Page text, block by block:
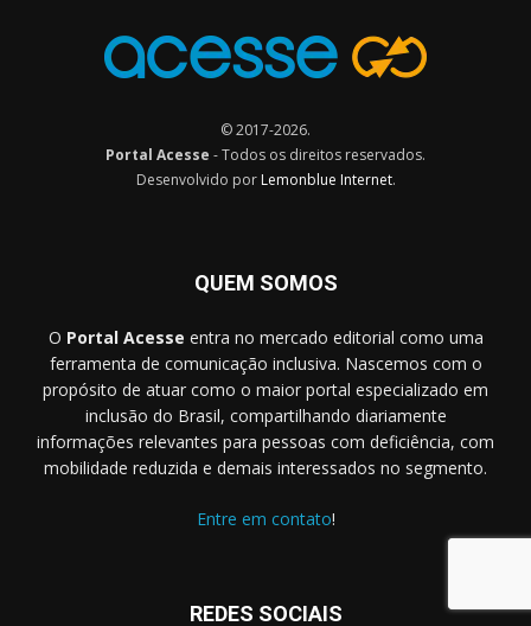
© 2017-2026.
Portal Acesse - Todos os direitos reservados.
Desenvolvido por Lemonblue Internet.
QUEM SOMOS
O Portal Acesse entra no mercado editorial como uma
ferramenta de comunicação inclusiva. Nascemos com o
propósito de atuar como o maior portal especializado em
inclusão do Brasil, compartilhando diariamente
informações relevantes para pessoas com deficiência, com
mobilidade reduzida e demais interessados no segmento.
Entre em contato!
REDES SOCIAIS